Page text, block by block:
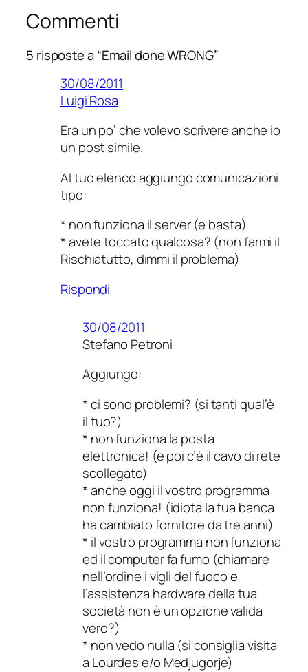
Commenti
5 risposte a “Email done WRONG”
30/08/2011
Luigi Rosa
Era un po’ che volevo scrivere anche io
un post simile.
Al tuo elenco aggiungo comunicazioni
tipo:
* non funziona il server (e basta)
* avete toccato qualcosa? (non farmi il
Rischiatutto, dimmi il problema)
Rispondi
30/08/2011
Stefano Petroni
Aggiungo:
* ci sono problemi? (si tanti qual’è
il tuo?)
* non funziona la posta
elettronica! (e poi c’è il cavo di rete
scollegato)
* anche oggi il vostro programma
non funziona! (idiota la tua banca
ha cambiato fornitore da tre anni)
* il vostro programma non funziona
ed il computer fa fumo (chiamare
nell’ordine i vigli del fuoco e
l’assistenza hardware della tua
società non è un opzione valida
vero?)
* non vedo nulla (si consiglia visita
a Lourdes e/o Medjugorje)